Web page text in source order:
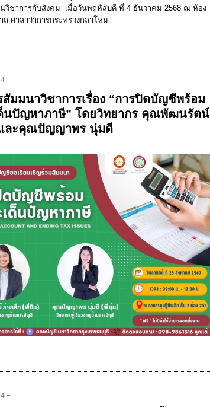
นวิชาการกับสังคม เมื่อวันพฤหัสบดี ที่ 4 ธันวาคม 2568 ณ ห้อง
ศาลาว่าการกระทรวงกลาโหม
−
สัมมนาวิชาการเรื่อง “การปิดบัญชีพร้อม
นปัญหาภาษี” โดยวิทยากร คุณพัฒนรัตน์
และคุณปัญญาพร นุ่มดี
−